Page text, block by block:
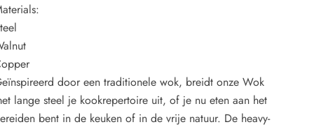
door een traditionele wok, breidt onze Wok
lange steel je kookrepertoire uit, of je nu eten aan het
bent in de keuken of in de vrije natuur. De heavy-